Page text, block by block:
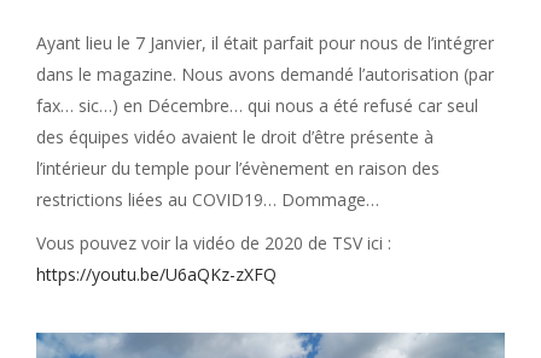
Ayant lieu le 7 Janvier, il était parfait pour nous de l’intégrer
dans le magazine. Nous avons demandé l’autorisation (par
fax… sic…) en Décembre… qui nous a été refusé car seul
des équipes vidéo avaient le droit d’être présente à
l’intérieur du temple pour l’évènement en raison des
restrictions liées au COVID19… Dommage…
Vous pouvez voir la vidéo de 2020 de TSV ici :
https://youtu.be/U6aQKz-zXFQ